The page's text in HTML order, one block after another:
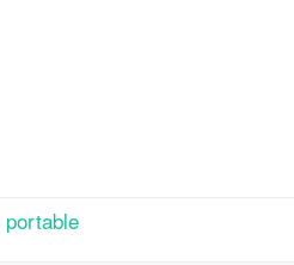
portable